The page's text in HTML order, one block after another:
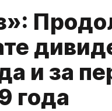
и за
года